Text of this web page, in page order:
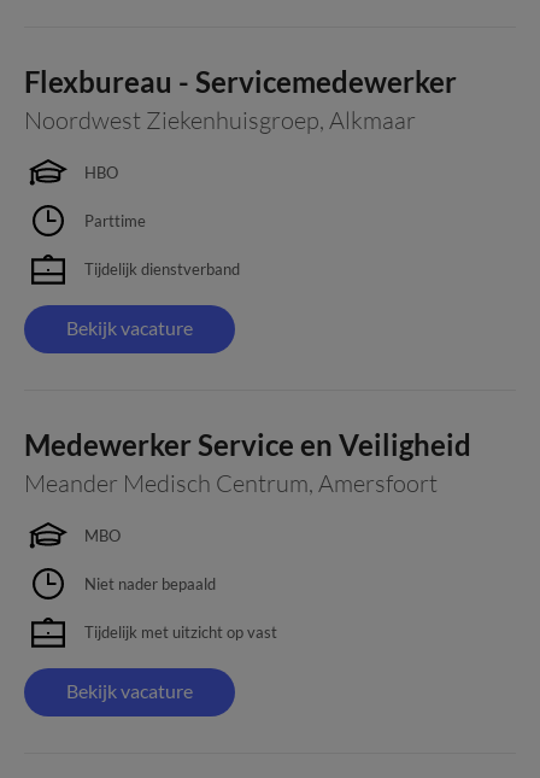
Flexbureau - Servicemedewerker
Noordwest Ziekenhuisgroep, Alkmaar
HBO
Parttime
Tijdelijk dienstverband
Bekijk vacature
Medewerker Service en Veiligheid
Meander Medisch Centrum, Amersfoort
MBO
Niet nader bepaald
Tijdelijk met uitzicht op vast
Bekijk vacature